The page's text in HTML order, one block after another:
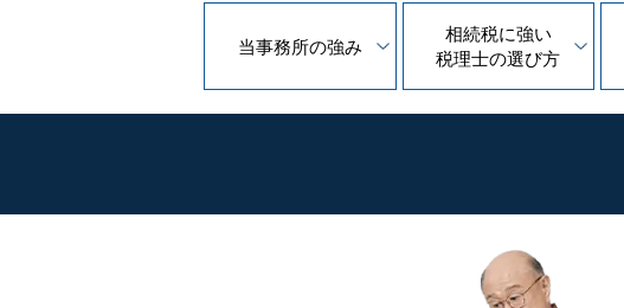
当事務所の強み
相続税に強い
税理士の選び方